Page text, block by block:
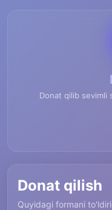
Donat qilib sevimli
Donat qilish
Quyidagi formani